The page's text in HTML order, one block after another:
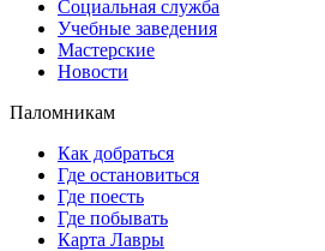
Социальная служба
Учебные заведения
Мастерские
Новости
Паломникам
Как добраться
Где остановиться
Где поесть
Где побывать
Карта Лавры